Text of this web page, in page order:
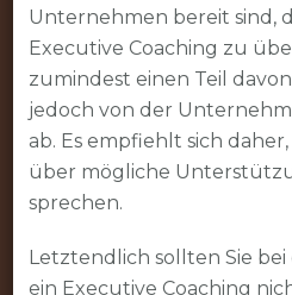
Unternehmen bereit sind,
Executive Coaching zu
zumindest einen Teil
jedoch von der
ab. Es empfiehlt sich
über mögliche
sprechen.
Letztendlich sollten Sie
ein Executive Coaching